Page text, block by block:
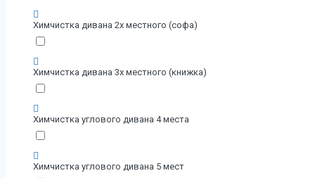
Химчистка дивана 2х местного (софа)
Химчистка дивана 3х местного (книжка)
Химчистка углового дивана 4 места
Химчистка углового дивана 5 мест